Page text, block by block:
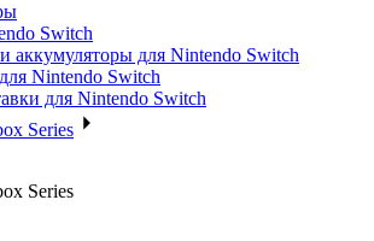
Switch
аккумуляторы для Nintendo Switch
Nintendo Switch
для Nintendo Switch
Series
Series